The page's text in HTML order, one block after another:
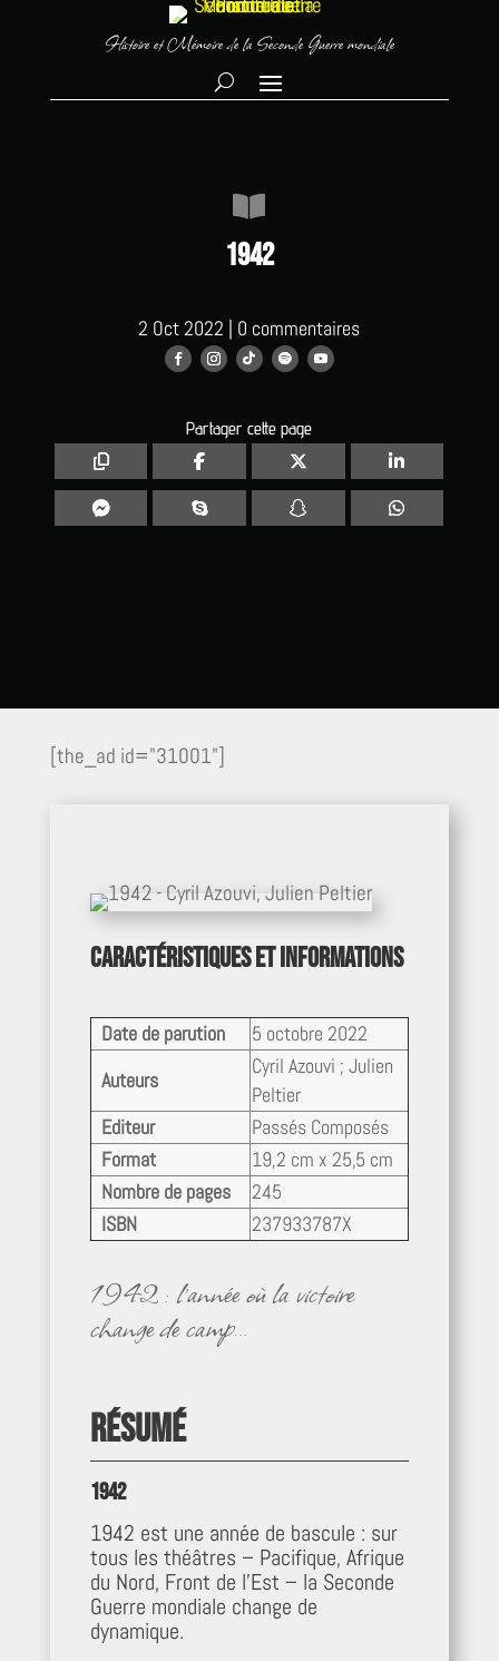
Histoire et Mémoire de la Seconde Guerre mondiale

1942
2 Oct 2022 | 0 commentaires
Partager cette page
[the_ad id="31001"]
Caractéristiques et informations
Date de parution
5 octobre 2022
Auteurs
Cyril Azouvi ; Julien
Peltier
Editeur
Passés Composés
Format
19,2 cm x 25,5 cm
Nombre de pages
245
ISBN
237933787X
1942 : l’année où la victoire
change de camp…
Résumé
1942
1942 est une année de bascule : sur
tous les théâtres – Pacifique, Afrique
du Nord, Front de l’Est – la Seconde
Guerre mondiale change de
dynamique.